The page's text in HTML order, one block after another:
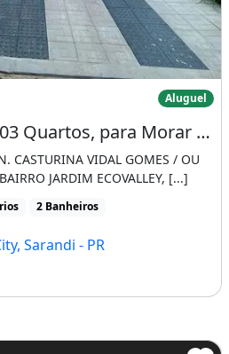
de 03 Quartos, para MorarAluguel
Excelente Casa de 03 Quartos, para Morar no Jardim Ecovalley em Sarandi
CASTURINA VIDAL GOMES / OU
JARDIM ECOVALLEY, [...]
2 Banheiros
Sarandi - PR